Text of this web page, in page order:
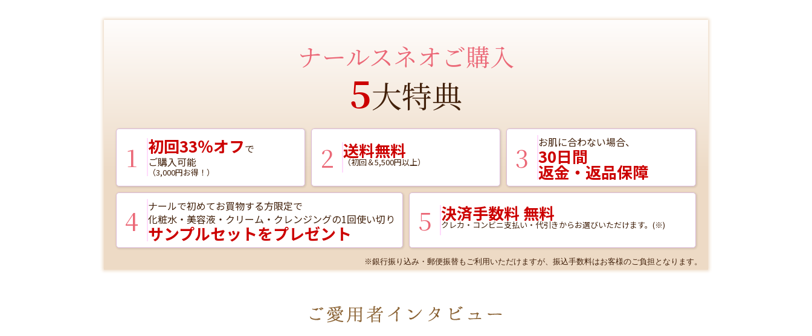
ナールスネオご購入
5大特典
1 初回33％オフで
ご購入可能
（3,000円お得！） 2 送料無料
（初回＆5,500円以上） 3 お肌に合わない場合、
30日間
返金・返品保障
4
ナールで初めてお買物する方限定で
化粧水・美容液・クリーム・クレンジングの1回使い切り
サンプルセットをプレゼント 5 決済手数料 無料
クレカ・コンビニ支払い・代引きからお選びいただけます。(※)
※銀行振り込み・郵便振替もご利用いただけますが、振込手数料はお客様のご負担となります。